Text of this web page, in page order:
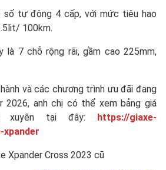
số tự động 4 cấp, với mức tiêu hao
100km.
là 7 chỗ rộng rãi, gầm cao 225mm,
và các chương trình ưu đãi đang
2026, anh chị có thể xem bảng giá
xuyên tại đây: https://giaxe-
xpander
Xpander Cross 2023 cũ